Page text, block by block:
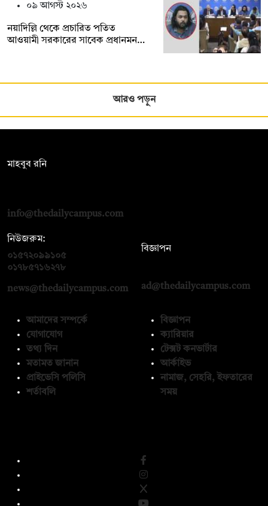
০৯ আগস্ট ২০২৬
নয়াদিল্লি থেকে প্রচারিত পতিত
আওয়ামী সরকারের সাবেক প্রধানমন…
আরও পড়ুন
মাহবুব রনি
info@thedailycampus.com
নিউজরুম:
০১৫৭২০৯৯১০৫
০১৭৮৫৭১৬২৭৮
news@thedailycampus.com
বিজ্ঞাপন
ad@thedailycampus.com
আমাদের সম্পর্কে
যোগাযোগ
তথ্য দিন
মতামত জানান
প্রাইভেসি পলিসি
শর্তাবলি
বিজ্ঞাপন
ক্যারিয়ার
টেক্সট কনভার্টার
আর্কাইভ
নামাজ, সেহরি, ইফতারের
সময়